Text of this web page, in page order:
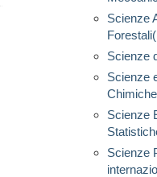
Scienze
Scienze
Scienze
Scienze
Scienze